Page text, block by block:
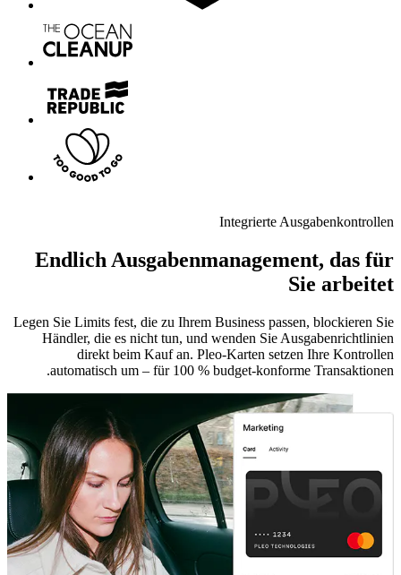
Integrierte Ausgabenkontrollen
Endlich Ausgabenmanagement, das für
Sie arbeitet
Legen Sie Limits fest, die zu Ihrem Business passen, blockieren Sie
Händler, die es nicht tun, und wenden Sie Ausgabenrichtlinien
direkt beim Kauf an. Pleo-Karten setzen Ihre Kontrollen
automatisch um – für 100 % budget-konforme Transaktionen.